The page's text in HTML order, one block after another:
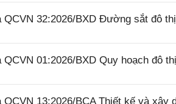
32:2026/BXD Đường sắt đô
01:2026/BXD Quy hoạch đô
13:2026/BCA Thiết kế và